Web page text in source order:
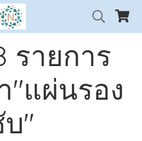
รายการ
"แผ่นรอง
"